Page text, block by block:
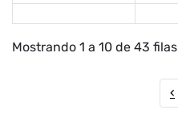
Mostrando 1 a 10 de 43 filas
‹